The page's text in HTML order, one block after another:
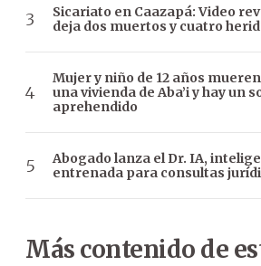
Sicariato en Caazapá: Video
deja dos muertos y cuatro
Mujer y niño de 12 años
una vivienda de Aba’i y hay un
aprehendido
Abogado lanza el Dr. IA,
entrenada para consultas
Más contenido de